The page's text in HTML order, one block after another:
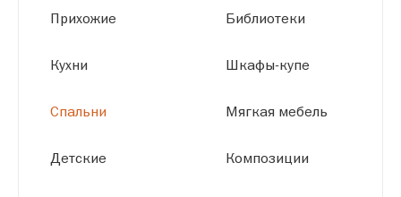
размерам.
Прихожие
Кухни
Спальни
Детские
Библиотеки
Шкафы-купе
Мягкая мебель
Композиции